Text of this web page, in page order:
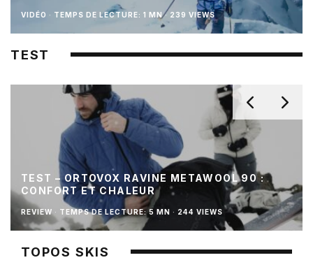
VIDÉO · TEMPS DE LECTURE: 1 MN · 239 VIEWS
TEST
TEST – ORTOVOX RAVINE METAWOOL 90 :
CONFORT ET CHALEUR
REVIEW · TEMPS DE LECTURE: 5 MN · 244 VIEWS
TOPOS SKIS